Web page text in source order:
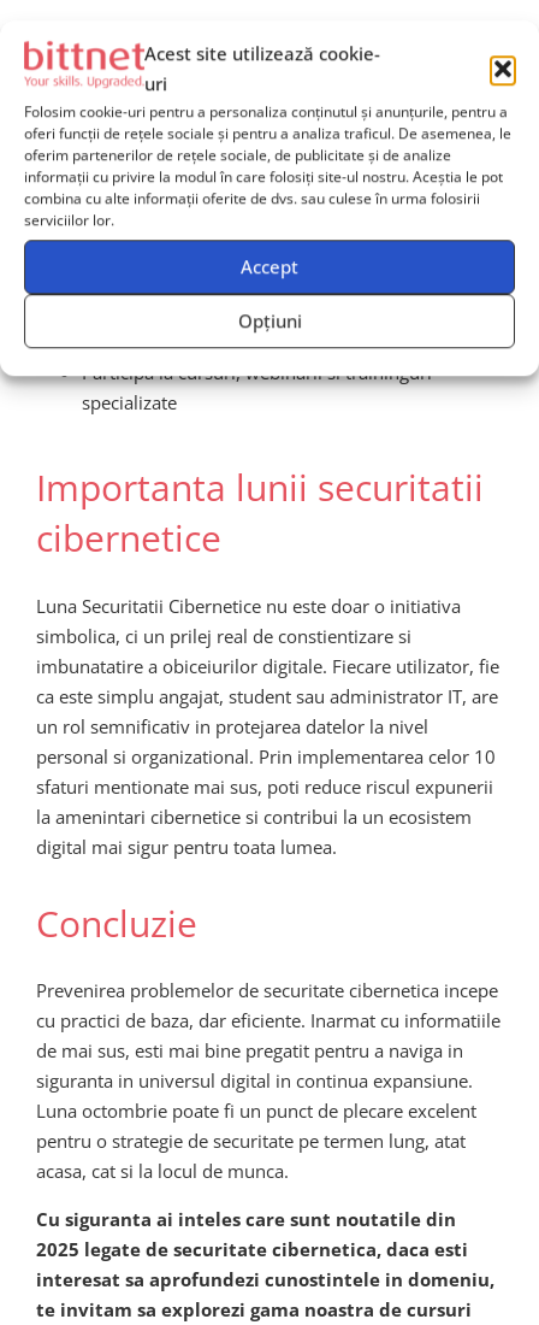
Acest site utilizează cookie-
uri
Folosim cookie-uri pentru a personaliza conținutul și anunțurile, pentru a
oferi funcții de rețele sociale și pentru a analiza traficul. De asemenea, le
oferim partenerilor de rețele sociale, de publicitate și de analize
informații cu privire la modul în care folosiți site-ul nostru. Aceștia le pot
combina cu alte informații oferite de dvs. sau culese în urma folosirii
serviciilor lor.
Accept
Opțiuni
10.Informeaza-te si
educa-te constant
Securitatea cibernetica este un domeniu dinamic, aflat
in continua evolutie. Este esential sa ramai la curent cu
cele mai noi practici si tehnologii. Iata cateva idei:
Aboneaza-te la newslettere din domeniul IT
Urmareste bloguri de securitate si alerte de
siguranta cibernetica
Participa la cursuri, webinarii si traininguri
specializate
Importanta lunii securitatii
cibernetice
Luna Securitatii Cibernetice nu este doar o initiativa
simbolica, ci un prilej real de constientizare si
imbunatatire a obiceiurilor digitale. Fiecare utilizator, fie
ca este simplu angajat, student sau administrator IT, are
un rol semnificativ in protejarea datelor la nivel
personal si organizational. Prin implementarea celor 10
sfaturi mentionate mai sus, poti reduce riscul expunerii
la amenintari cibernetice si contribui la un ecosistem
digital mai sigur pentru toata lumea.
Concluzie
Prevenirea problemelor de securitate cibernetica incepe
cu practici de baza, dar eficiente. Inarmat cu informatiile
de mai sus, esti mai bine pregatit pentru a naviga in
siguranta in universul digital in continua expansiune.
Luna octombrie poate fi un punct de plecare excelent
pentru o strategie de securitate pe termen lung, atat
acasa, cat si la locul de munca.
Cu siguranta ai inteles care sunt noutatile din
2025 legate de securitate cibernetica, daca esti
interesat sa aprofundezi cunostintele in domeniu,
te invitam sa explorezi gama noastra de cursuri